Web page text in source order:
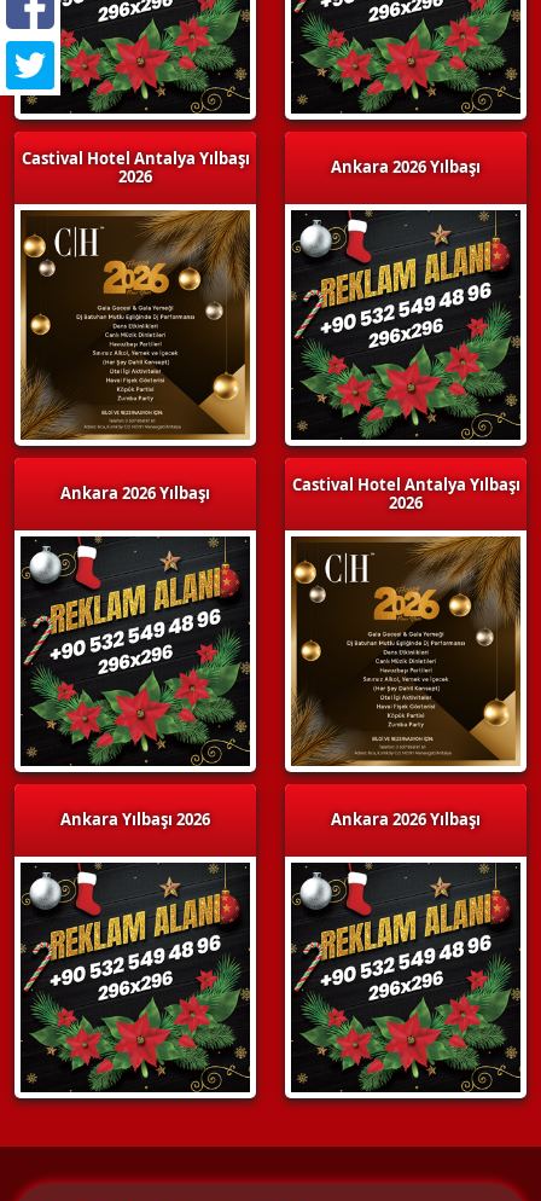
Castival Hotel Antalya Yılbaşı
2026
Ankara 2026 Yılbaşı
Ankara Yılbaşı 2026
Ankara 2026 Yılbaşı
Castival Hotel Antalya Yılbaşı
2026
Ankara 2026 Yılbaşı